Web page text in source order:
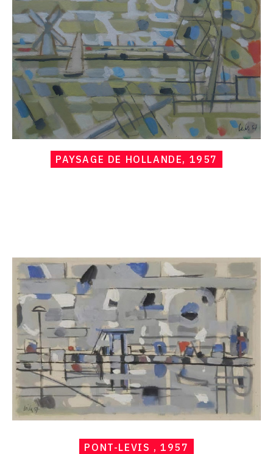
Hollande,
1957
PAYSAGE DE HOLLANDE, 1957
Seiler,
Pont-
levis
1957
PONT-LEVIS , 1957